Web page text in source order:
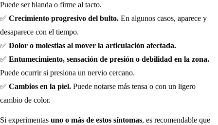
Puede ser blanda o firme al tacto.
✅ Crecimiento progresivo del bulto. En algunos casos, aparece y
desaparece con el tiempo.
✅ Dolor o molestias al mover la articulación afectada.
✅ Entumecimiento, sensación de presión o debilidad en la zona.
Puede ocurrir si presiona un nervio cercano.
✅ Cambios en la piel. Puede notarse más tensa o con un ligero
cambio de color.
Si experimentas uno o más de estos síntomas, es recomendable que